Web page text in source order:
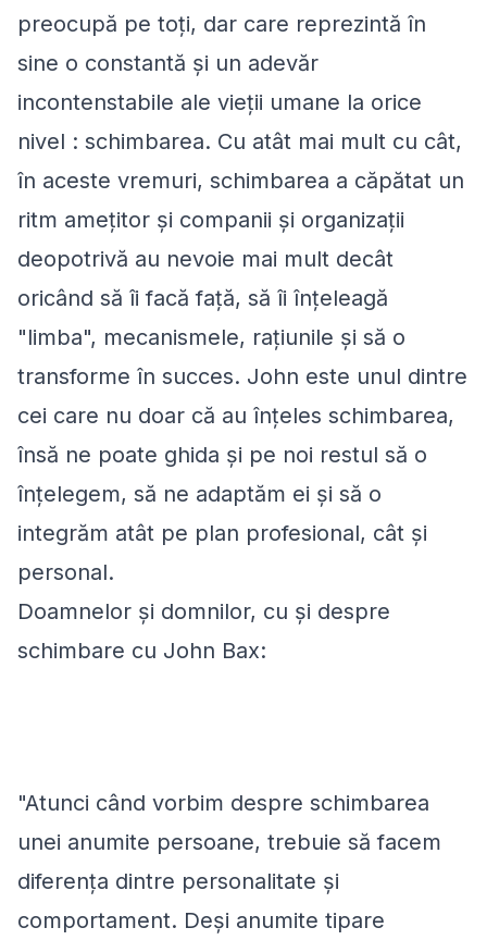
preocupă pe toți, dar care reprezintă în
sine o constantă și un adevăr
incontenstabile ale vieții umane la orice
nivel : schimbarea. Cu atât mai mult cu cât,
în aceste vremuri, schimbarea a căpătat un
ritm amețitor și companii și organizații
deopotrivă au nevoie mai mult decât
oricând să îi facă față, să îi înțeleagă
"limba", mecanismele, rațiunile și să o
transforme în succes. John este unul dintre
cei care nu doar că au înțeles schimbarea,
însă ne poate ghida și pe noi restul să o
înțelegem, să ne adaptăm ei și să o
integrăm atât pe plan profesional, cât și
personal.
Doamnelor și domnilor, cu și despre
schimbare cu John Bax:
"Atunci când vorbim despre schimbarea
unei anumite persoane, trebuie să facem
diferența dintre personalitate și
comportament. Deși anumite tipare